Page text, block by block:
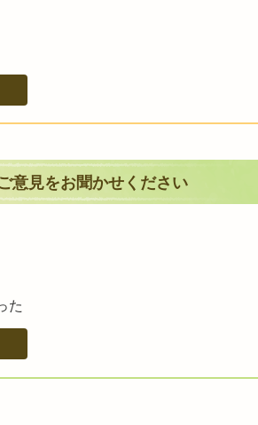
意見をお聞かせください
た